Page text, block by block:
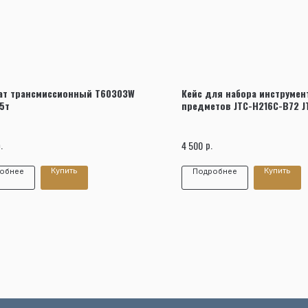
трансмиссионный T60303W
Купить
Кейс для набора
предметов JTC-H216C-B72
4 500 р.
Подробнее Купить